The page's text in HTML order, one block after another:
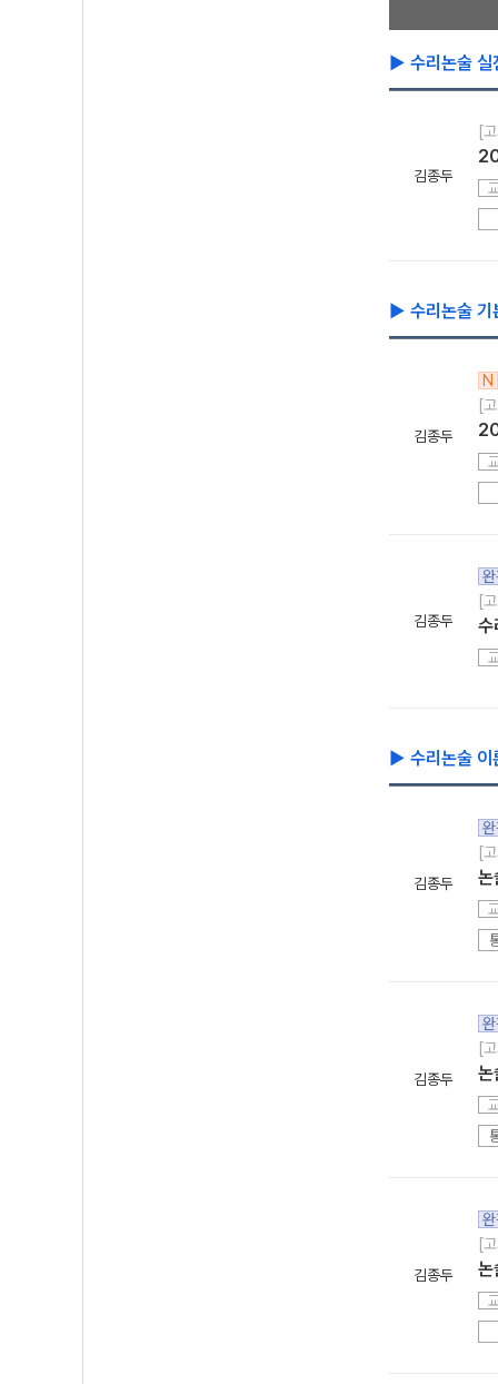
▶ 수리논술
김종두
[
▶ 수리논술
김종두
N
[
김종두
[
수
▶ 수리논술
김종두
[
논
김종두
[
논
김종두
[
논